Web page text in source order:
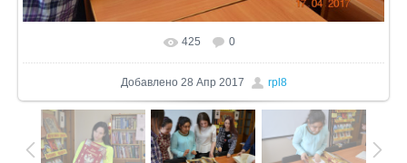
В реальном размере 1024x683
425 0
Добавлено28 Апр 2017 rpl8